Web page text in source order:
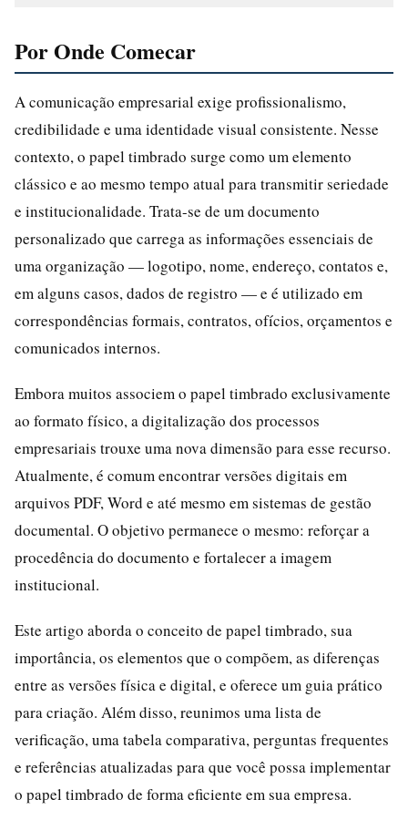
Por Onde Comecar
A comunicação empresarial exige profissionalismo,
credibilidade e uma identidade visual consistente. Nesse
contexto, o papel timbrado surge como um elemento
clássico e ao mesmo tempo atual para transmitir seriedade
e institucionalidade. Trata-se de um documento
personalizado que carrega as informações essenciais de
uma organização — logotipo, nome, endereço, contatos e,
em alguns casos, dados de registro — e é utilizado em
correspondências formais, contratos, ofícios, orçamentos e
comunicados internos.
Embora muitos associem o papel timbrado exclusivamente
ao formato físico, a digitalização dos processos
empresariais trouxe uma nova dimensão para esse recurso.
Atualmente, é comum encontrar versões digitais em
arquivos PDF, Word e até mesmo em sistemas de gestão
documental. O objetivo permanece o mesmo: reforçar a
procedência do documento e fortalecer a imagem
institucional.
Este artigo aborda o conceito de papel timbrado, sua
importância, os elementos que o compõem, as diferenças
entre as versões física e digital, e oferece um guia prático
para criação. Além disso, reunimos uma lista de
verificação, uma tabela comparativa, perguntas frequentes
e referências atualizadas para que você possa implementar
o papel timbrado de forma eficiente em sua empresa.